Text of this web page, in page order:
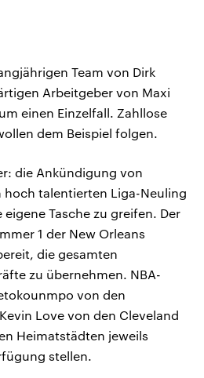
Team von Dirk
Arbeitgeber von Maxi
einen Einzelfall. Zahllose
dem Beispiel folgen.
die Ankündigung von
hoch talentierten Liga-Neuling
Tasche zu greifen. Der
1 der New Orleans
die gesamten
zu übernehmen. NBA-
von den
Love von den Cleveland
Heimatstädten jeweils
stellen.